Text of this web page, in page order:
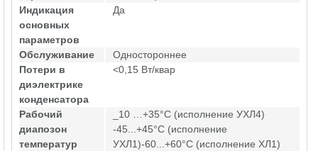
Индикация
основных
параметров
Да
Обслуживание
Одностороннее
Потери в
диэлектрике
конденсатора
<0,15 Вт/квар
Рабочий
диапозон
температур
_10 …+35°С (исполнение УХЛ4)
-45...+45°С (исполнение
УХЛ1)-60...+60°С (исполнение ХЛ1)